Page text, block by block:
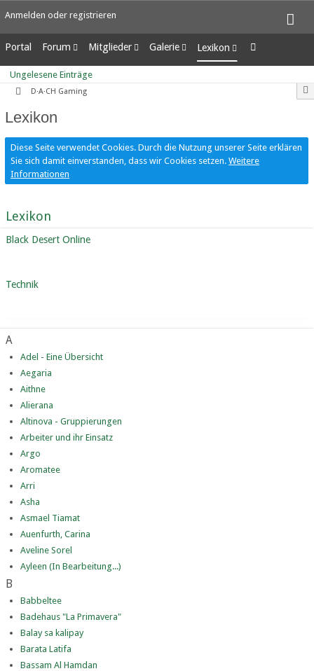
Anmelden oder registrieren
Portal Forum
Unerledigte Themen
Mitglieder
Letzte Aktivitäten
Benutzer online
Galerie
Alben
Bilder
Lexikon
Ungelesene Einträge
Ungelesene Einträge
D·A·CH Gaming
Lexikon
Diese Seite verwendet Cookies. Durch die Nutzung unserer Seite erklären
Sie sich damit einverstanden, dass wir Cookies setzen. Weitere
Informationen
Lexikon
Black Desert Online
Technik
A
Adel - Eine Übersicht
Aegaria
Aithne
Alierana
Altinova - Gruppierungen
Arbeiter und ihr Einsatz
Argo
Aromatee
Arri
Asha
Asmael Tiamat
Auenfurth, Carina
Aveline Sorel
Ayleen (In Bearbeitung...)
B
Babbeltee
Badehaus "La Primavera"
Balay sa kalipay
Barata Latifa
Bassam Al Hamdan